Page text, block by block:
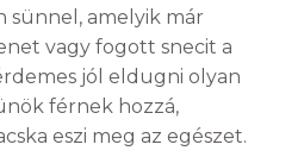
sünnel, amelyik már
vagy fogott snecit a
jól eldugni olyan
férnek hozzá,
eszi meg az egészet.